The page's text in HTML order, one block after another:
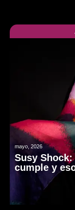
mayo, 2026
Susy
cumple y